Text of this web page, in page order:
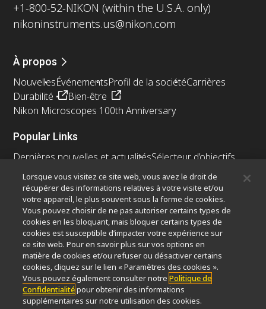
+1-800-52-NIKON (within the U.S.A. only)
nikoninstruments.us@nikon.com
À propos
NouvellesÉvénementsProfil de la sociétéCarrières
Durabilité
Bien-être
Nikon Microscopes 100th Anniversary
Popular Links
Dernières nouvelles et actualitésSélecteur d’objectifs
Resolution Calculator
PubScope
Nikon Small World
MicroscopyU
Autres Produits Nikon
Produits d'imagerie
Microscopie industrielle et métrologie
Systèmes de lithographie à semi-conducteurs
Systèmes de lithographie à FPD
Lorsque vous visitez ce site web, vous avez le droit de
récupérer des informations relatives à votre visite et/ou
votre appareil, le plus souvent sous la forme de cookies.
Vous pouvez choisir de ne pas autoriser certains types de
cookies en les bloquant, mais bloquer certains types de
cookies est susceptible d’impacter votre expérience sur
ce site web. Pour en savoir plus sur vos options en
matière de cookies et/ou refuser ou désactiver certains
cookies, cliquez sur le lien « Paramètres des cookies ».
Vous pouvez également consulter notrePolitique de
Confidentialitépour obtenir des informations
supplémentaires sur notre utilisation des cookies.